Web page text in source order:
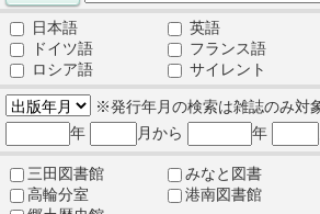
日本語
英語
ドイツ語
フランス語
ロシア語
サイレント
※発行年月の検索は雑誌のみ対
年
月から 年
三田図書館
みなと図書
高輪分室
港南図書館